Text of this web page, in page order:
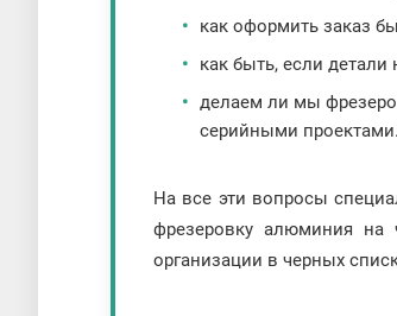
как оформить заказ
как быть, если детали
делаем ли мы
серийными проектами.
На все эти вопросы
фрезеровку алюминия на
организации в черных